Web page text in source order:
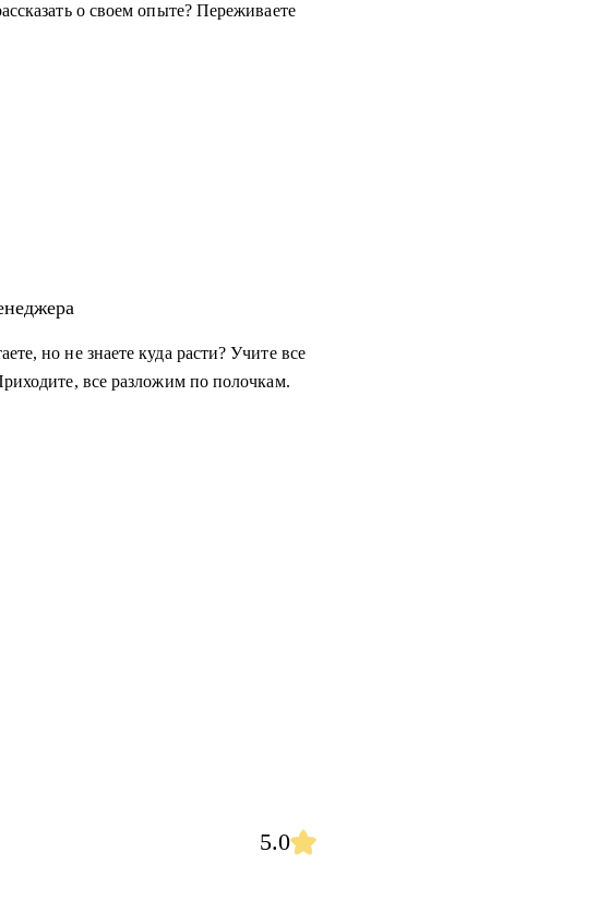
о своем опыте? Переживаете
но не знаете куда расти? Учите все
все разложим по полочкам.
5.0